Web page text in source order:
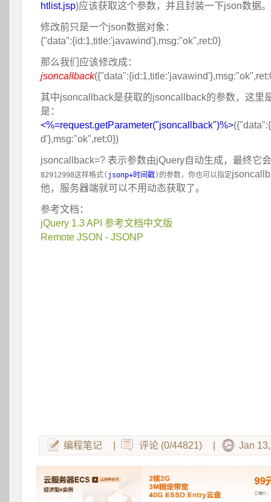
htlist.jsp)应该获取这个参数，并且封装一下json数据。
修改前只是一个json数据对象：
{"data":{id:1,title:'javawind'},msg:"ok",ret:0}
那么我们应该修改成：
jsoncallback
其中jsoncallback是获取的jsoncallback的参数，这里
是：
<%=request.getParameter("jsoncallback")%>
d'},msg:"ok",ret:0})
jsoncallback=? 表示参数由jQuery自动生成，最终它
82912998这样格式( jsonp+时间戳)的参数，你也可以指定
他，服务器端就可以不用动态获取了。
参考文档：
jQuery 1.3 API 参考文档中文版
Remote JSON - JSONP
编程笔记 评论 (0/44821) Jan